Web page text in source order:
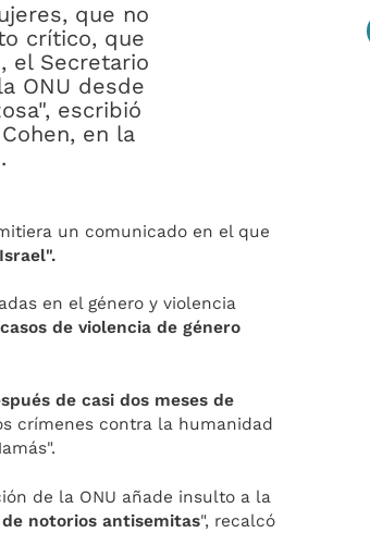
que no
crítico, que
el Secretario
ONU desde
escribió
en la
un comunicado en el que
en el género y violencia
de violencia de género
de casi dos meses de
crímenes contra la humanidad
de la ONU añade insulto a la
notorios antisemitas", recalcó